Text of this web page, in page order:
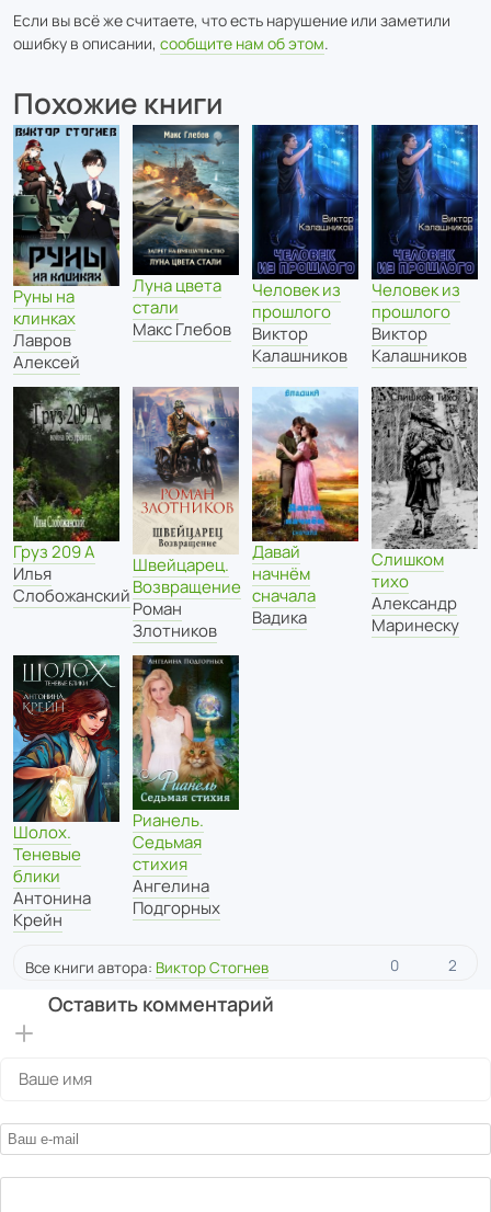
Если вы всё же считаете, что есть нарушение или заметили
ошибку в описании, сообщите нам об этом.
Похожие книги
Руны на
клинках
Лавров
Алексей
Луна цвета
стали
Макс Глебов
Человек из
прошлого
Виктор
Калашников
Человек из
прошлого
Виктор
Калашников
Груз 209 А
Илья
Слобожанский
Швейцарец.
Возвращение
Роман
Злотников
Давай
начнём
сначала
Вадика
Слишком
тихо
Александр
Маринеску
Шолох.
Теневые
блики
Антонина
Крейн
Рианель.
Седьмая
стихия
Ангелина
Подгорных
Все книги автора: Виктор Стогнев 0 2
Оставить комментарий